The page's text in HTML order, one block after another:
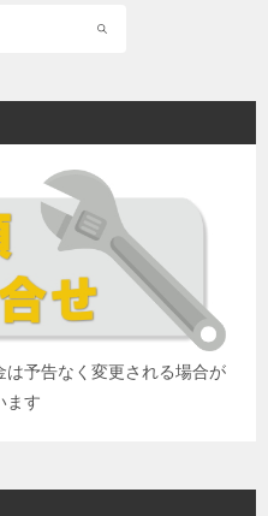
予告なく変更される場合が
ます